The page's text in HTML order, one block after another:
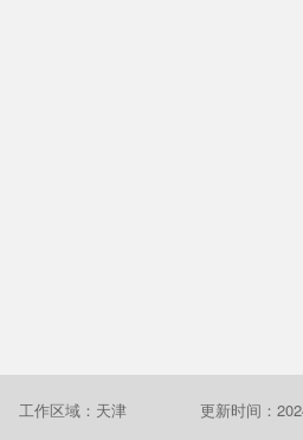
工作区域：天津 更新时间：